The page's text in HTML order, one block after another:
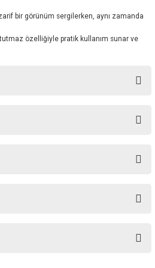
bir görünüm sergilerken, aynı zamanda
özelliğiyle pratik kullanım sunar ve
formunu kullanarak tarafımıza